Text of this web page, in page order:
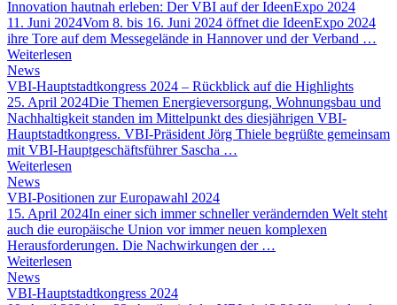
Innovation hautnah erleben: Der VBI auf der IdeenExpo 2024
11. Juni 2024Vom 8. bis 16. Juni 2024 öffnet die IdeenExpo 2024
ihre Tore auf dem Messegelände in Hannover und der Verband …
Weiterlesen
News
VBI-Hauptstadtkongress 2024 – Rückblick auf die Highlights
25. April 2024Die Themen Energieversorgung, Wohnungsbau und
Nachhaltigkeit standen im Mittelpunkt des diesjährigen VBI-
Hauptstadtkongress. VBI-Präsident Jörg Thiele begrüßte gemeinsam
mit VBI-Hauptgeschäftsführer Sascha …
Weiterlesen
News
VBI-Positionen zur Europawahl 2024
15. April 2024In einer sich immer schneller verändernden Welt steht
auch die europäische Union vor immer neuen komplexen
Herausforderungen. Die Nachwirkungen der …
Weiterlesen
News
VBI-Hauptstadtkongress 2024